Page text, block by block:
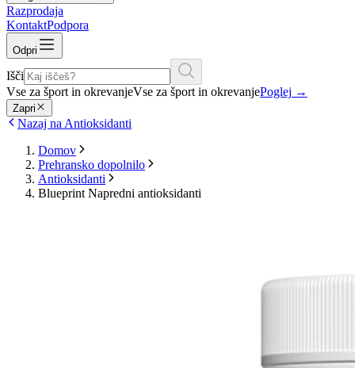
Razprodaja
KontaktPodpora
Odpri
Išči
Vse za šport in okrevanjeVse za šport in okrevanjePoglej →
Zapri
Nazaj na Antioksidanti
Domov
Prehransko dopolnilo
Antioksidanti
Blueprint Napredni antioksidanti